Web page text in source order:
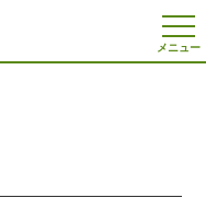
t
o
g